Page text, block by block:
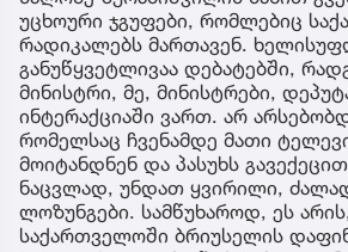
უცხოური ჯგუფები, რომლებიც
რადიკალებს მართავენ.
განუწყვეტლივაა დებატებში,
მინისტრი, მე, მინისტრები,
ინტერაქციაში ვართ. არ
რომელსაც ჩვენამდე მათი
მოიტანდნენ და პასუხს
ნაცვლად, უნდათ ყვირილი,
ლოზუნგები. სამწუხაროდ, ეს
საქართველოში ბრიუსელის